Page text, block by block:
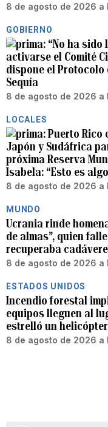
8 de agosto de 2026 a
GOBIERNO
“No ha sido
activarse el Comité
dispone el Protocolo
Sequía
8 de agosto de 2026 a
LOCALES
Puerto Rico
Japón y Sudáfrica
próxima Reserva
Isabela: “Esto es
8 de agosto de 2026 a
MUNDO
Ucrania rinde
de almas”, quien
recuperaba
8 de agosto de 2026 a
ESTADOS UNIDOS
Incendio forestal
equipos lleguen al
estrelló un
8 de agosto de 2026 a